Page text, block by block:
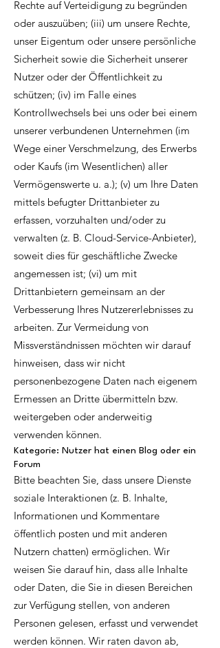
Rechte auf Verteidigung zu begründen
oder auszuüben; (iii) um unsere Rechte,
unser Eigentum oder unsere persönliche
Sicherheit sowie die Sicherheit unserer
Nutzer oder der Öffentlichkeit zu
schützen; (iv) im Falle eines
Kontrollwechsels bei uns oder bei einem
unserer verbundenen Unternehmen (im
Wege einer Verschmelzung, des Erwerbs
oder Kaufs (im Wesentlichen) aller
Vermögenswerte u. a.); (v) um Ihre Daten
mittels befugter Drittanbieter zu
erfassen, vorzuhalten und/oder zu
verwalten (z. B. Cloud-Service-Anbieter),
soweit dies für geschäftliche Zwecke
angemessen ist; (vi) um mit
Drittanbietern gemeinsam an der
Verbesserung Ihres Nutzererlebnisses zu
arbeiten. Zur Vermeidung von
Missverständnissen möchten wir darauf
hinweisen, dass wir nicht
personenbezogene Daten nach eigenem
Ermessen an Dritte übermitteln bzw.
weitergeben oder anderweitig
verwenden können.
Kategorie: Nutzer hat einen Blog oder ein
Forum
Bitte beachten Sie, dass unsere Dienste
soziale Interaktionen (z. B. Inhalte,
Informationen und Kommentare
öffentlich posten und mit anderen
Nutzern chatten) ermöglichen. Wir
weisen Sie darauf hin, dass alle Inhalte
oder Daten, die Sie in diesen Bereichen
zur Verfügung stellen, von anderen
Personen gelesen, erfasst und verwendet
werden können. Wir raten davon ab,